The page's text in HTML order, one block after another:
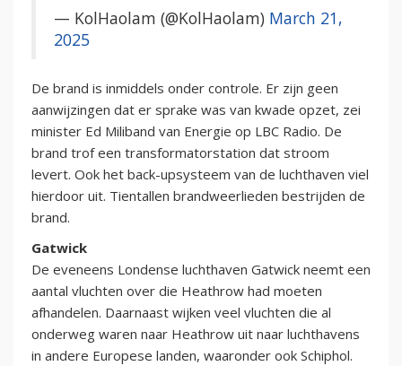
— KolHaolam (@KolHaolam) March 21,
2025
De brand is inmiddels onder controle. Er zijn geen
aanwijzingen dat er sprake was van kwade opzet, zei
minister Ed Miliband van Energie op LBC Radio. De
brand trof een transformatorstation dat stroom
levert. Ook het back-upsysteem van de luchthaven viel
hierdoor uit. Tientallen brandweerlieden bestrijden de
brand.
Gatwick
De eveneens Londense luchthaven Gatwick neemt een
aantal vluchten over die Heathrow had moeten
afhandelen. Daarnaast wijken veel vluchten die al
onderweg waren naar Heathrow uit naar luchthavens
in andere Europese landen, waaronder ook Schiphol.